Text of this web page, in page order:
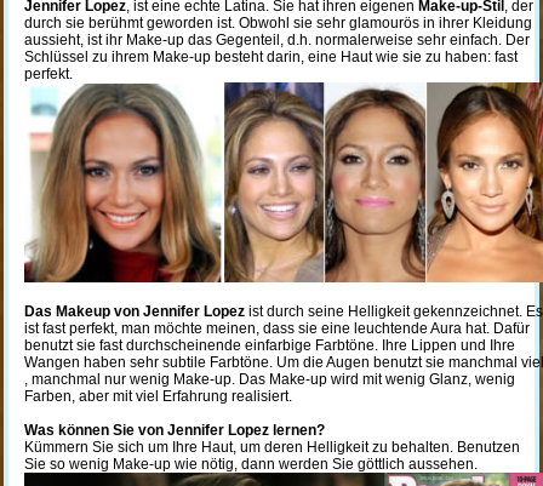
Jennifer Lopez, ist eine echte Latina. Sie hat ihren eigenen Make-up-Stil , der
durch sie berühmt geworden ist. Obwohl sie sehr glamourös in ihrer Kleidung
aussieht, ist ihr Make-up das Gegenteil, d.h. normalerweise sehr einfach. Der
Schlüssel zu ihrem Make-up besteht darin, eine Haut wie sie zu haben: fast
perfekt.
Das Makeup von Jennifer Lopezist durch seine Helligkeit gekennzeichnet. Es
ist fast perfekt, man möchte meinen, dass sie eine leuchtende Aura hat. Dafür
benutzt sie fast durchscheinende einfarbige Farbtöne. Ihre Lippen und Ihre
Wangen haben sehr subtile Farbtöne. Um die Augen benutzt sie manchmal viel
, manchmal nur wenig Make-up. Das Make-up wird mit wenig Glanz, wenig
Farben, aber mit viel Erfahrung realisiert.
Was können Sie von Jennifer Lopez lernen?
Kümmern Sie sich um Ihre Haut, um deren Helligkeit zu behalten. Benutzen
Sie so wenig Make-up wie nötig, dann werden Sie göttlich aussehen.